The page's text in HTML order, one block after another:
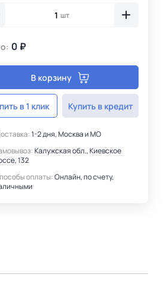
шт
0 ₽
В корзину
в 1 клик Купить в кредит
1-2 дня, Москва и МО
Калужская обл., Киевское
132
оплаты:Онлайн, по счету,